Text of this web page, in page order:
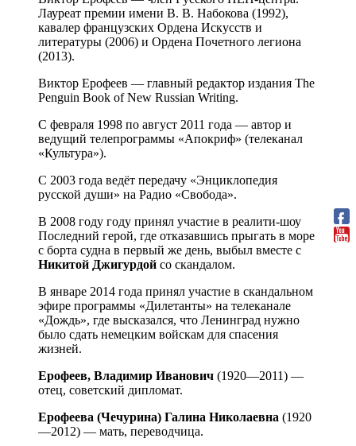
Лауреат премии имени В. В. Набокова (1992),
кавалер французских Ордена Искусств и
литературы (2006) и Ордена Почетного легиона
(2013).
Виктор Ерофеев — главный редактор издания The
Penguin Book of New Russian Writing.
С февраля 1998 по август 2011 года — автор и
ведущий телепрограммы «Апокриф» (телеканал
«Культура»).
С 2003 года ведёт передачу «Энциклопедия
русской души» на Радио «Свобода».
В 2008 году году принял участие в реалити-шоу
Последний герой, где отказавшись прыгать в море
с борта судна в первый же день, выбыл вместе с
Никитой Джигурдой со скандалом.
В январе 2014 года принял участие в скандальном
эфире программы «Дилетанты» на телеканале
«Дождь», где высказался, что Ленинград нужно
было сдать немецким войскам для спасения
жизней.
Ерофеев, Владимир Иванович (1920—2011) —
отец, советский дипломат.
Ерофеева (Чечурина) Галина Николаевна (1920
—2012) — мать, переводчица.